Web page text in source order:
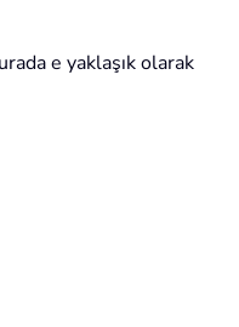
e yaklaşık olarak